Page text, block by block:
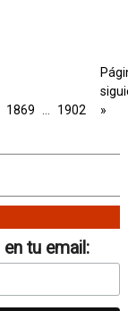
1869 1902
»
tu email: